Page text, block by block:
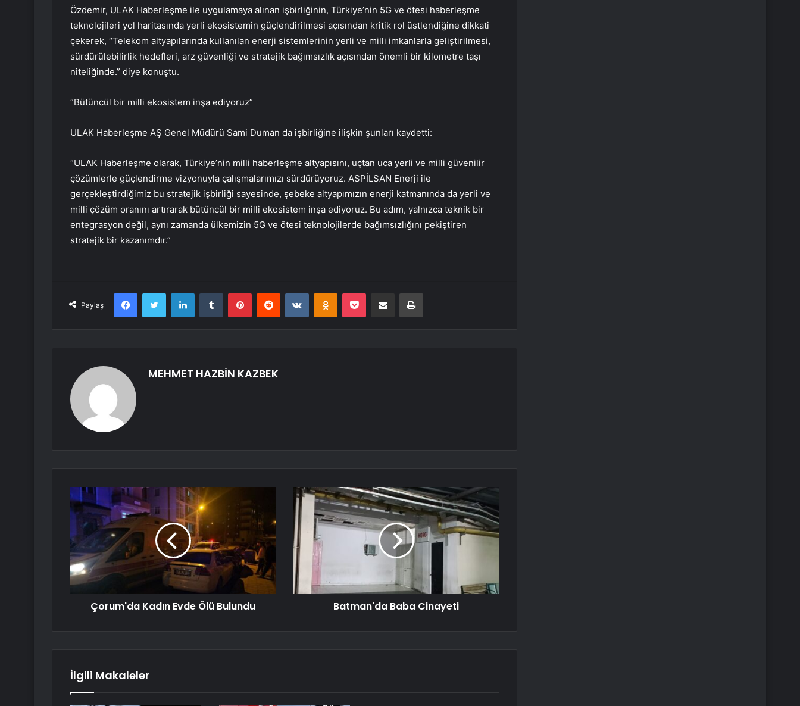
Özdemir, ULAK Haberleşme ile uygulamaya alınan işbirliğinin, Türkiye’nin 5G ve ötesi haberleşme
teknolojileri yol haritasında yerli ekosistemin güçlendirilmesi açısından kritik rol üstlendiğine dikkati
çekerek, “Telekom altyapılarında kullanılan enerji sistemlerinin yerli ve milli imkanlarla geliştirilmesi,
sürdürülebilirlik hedefleri, arz güvenliği ve stratejik bağımsızlık açısından önemli bir kilometre taşı
niteliğinde.” diye konuştu.
“Bütüncül bir milli ekosistem inşa ediyoruz”
ULAK Haberleşme AŞ Genel Müdürü Sami Duman da işbirliğine ilişkin şunları kaydetti:
“ULAK Haberleşme olarak, Türkiye’nin milli haberleşme altyapısını, uçtan uca yerli ve milli güvenilir
çözümlerle güçlendirme vizyonuyla çalışmalarımızı sürdürüyoruz. ASPİLSAN Enerji ile
gerçekleştirdiğimiz bu stratejik işbirliği sayesinde, şebeke altyapımızın enerji katmanında da yerli ve
milli çözüm oranını artırarak bütüncül bir milli ekosistem inşa ediyoruz. Bu adım, yalnızca teknik bir
entegrasyon değil, aynı zamanda ülkemizin 5G ve ötesi teknolojilerde bağımsızlığını pekiştiren
stratejik bir kazanımdır.”
Paylaş
FacebookTwitter LinkedInTumblr PinterestReddit VKontakteOdnoklassniki
Pocket E-Posta ile paylaş Yazdır
MEHMET HAZBİN KAZBEK
Çorum'da Kadın Evde Ölü Bulundu Batman'da Baba Cinayeti
İlgili Makaleler